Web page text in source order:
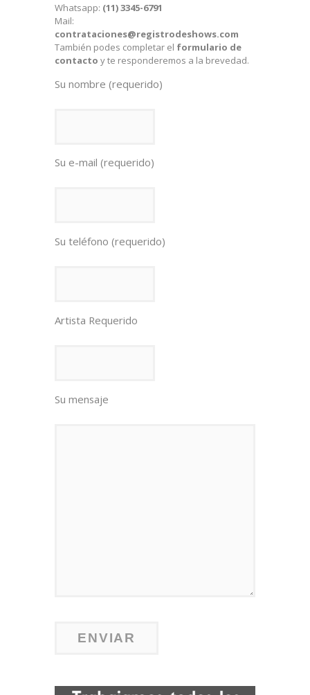
Whatsapp: (11) 3345-6791
Mail:
contrataciones@registrodeshows.com
También podes completar el formulario de
contacto y te responderemos a la brevedad.
Su nombre (requerido)
Su e-mail (requerido)
Su teléfono (requerido)
Artista Requerido
Su mensaje